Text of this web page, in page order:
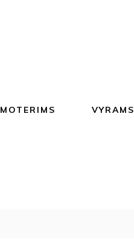
MOTERIMS VYRAMS